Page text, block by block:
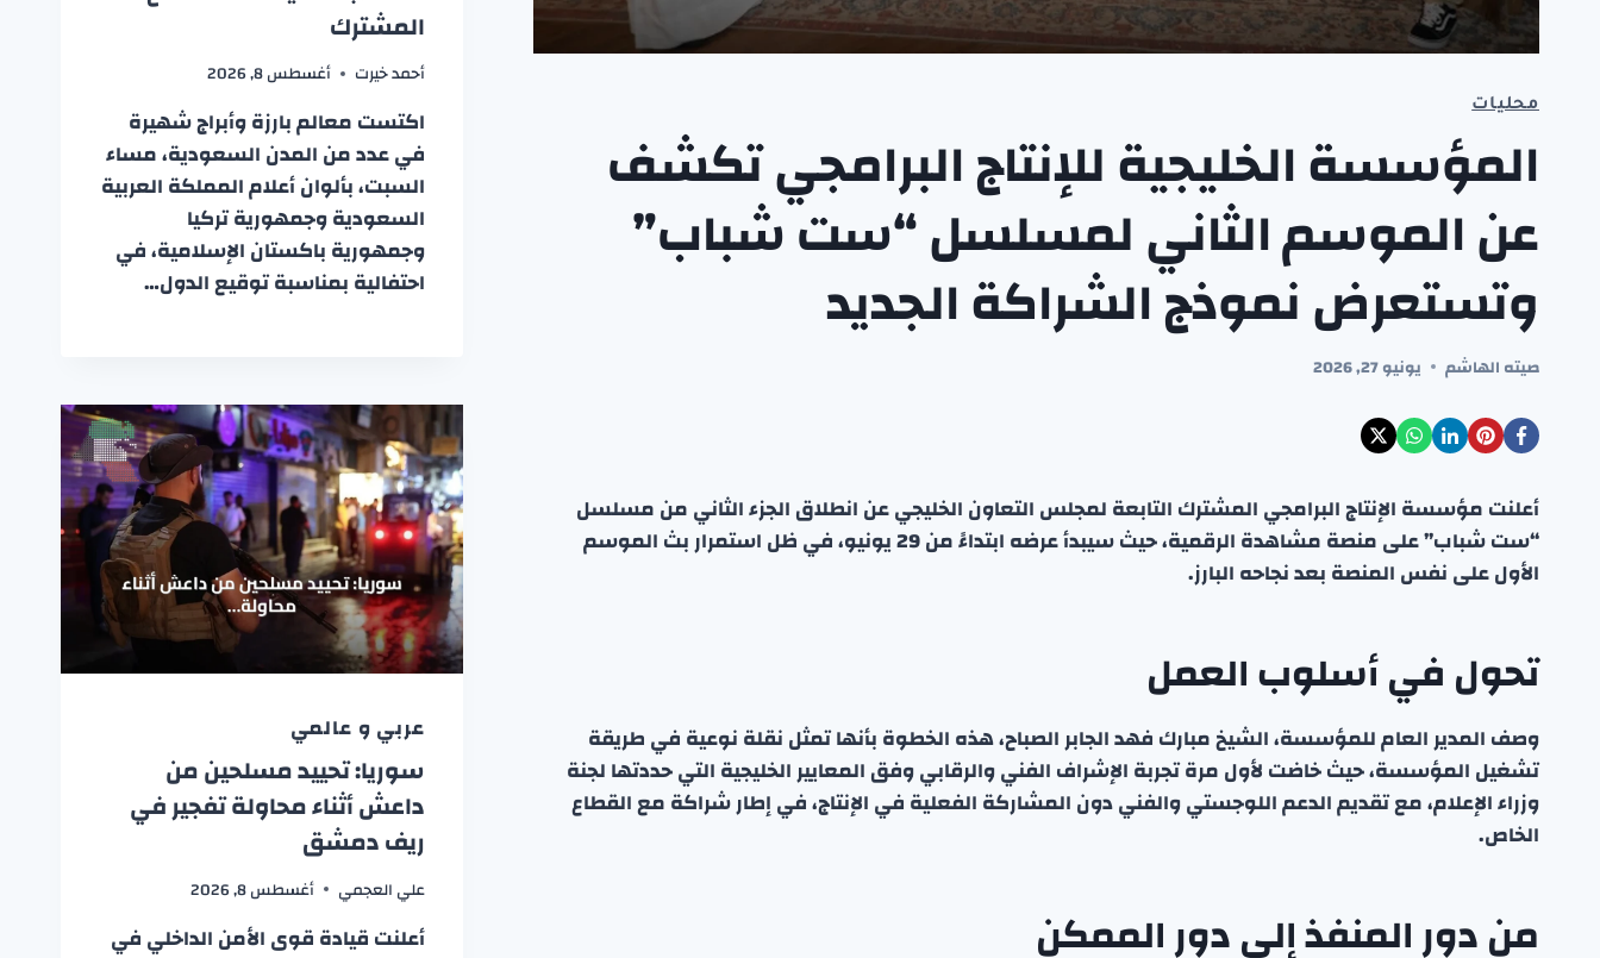
محليات
المؤسسة الخليجية للإنتاج البرامجي تكشف
عن الموسم الثاني لمسلسل “ست شباب”
وتستعرض نموذج الشراكة الجديد
صيته الهاشم يونيو 27, 2026
أعلنت مؤسسة الإنتاج البرامجي المشترك التابعة لمجلس التعاون الخليجي عن انطلاق الجزء الثاني من مسلسل
“ست شباب” على منصة مشاهدة الرقمية، حيث سيبدأ عرضه ابتداءً من 29 يونيو، في ظل استمرار بث الموسم
الأول على نفس المنصة بعد نجاحه البارز.
تحول في أسلوب العمل
وصف المدير العام للمؤسسة، الشيخ مبارك فهد الجابر الصباح، هذه الخطوة بأنها تمثل نقلة نوعية في طريقة
تشغيل المؤسسة، حيث خاضت لأول مرة تجربة الإشراف الفني والرقابي وفق المعايير الخليجية التي حددتها لجنة
وزراء الإعلام، مع تقديم الدعم اللوجستي والفني دون المشاركة الفعلية في الإنتاج، في إطار شراكة مع القطاع
الخاص.
من دور المنفذ إلى دور الممكن
المشترك
أحمد خيرت أغسطس 8, 2026
اكتست معالم بارزة وأبراج شهيرة
في عدد من المدن السعودية، مساء
السبت، بألوان أعلام المملكة العربية
السعودية وجمهورية تركيا
وجمهورية باكستان الإسلامية، في
احتفالية بمناسبة توقيع الدول…
عربي و عالمي
سوريا: تحييد مسلحين من
داعش أثناء محاولة تفجير في
ريف دمشق
علي العجمي أغسطس 8, 2026
أعلنت قيادة قوى الأمن الداخلي في